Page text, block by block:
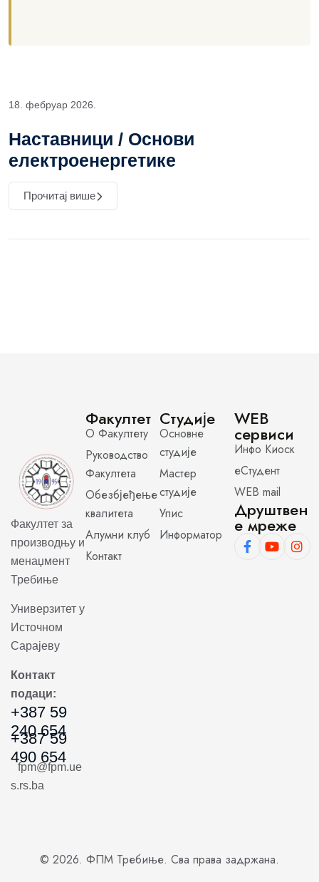
18. фебруар 2026.
Наставници / Основи
електроенергетике
Прочитај више
Факултет за
производњу и
менаџмент
Требиње
Универзитет у
Источном
Сарајеву
Контакт
подаци:
+387 59
240 654
+387 59
490 654
fpm@fpm.ue
s.rs.ba
Факултет
О Факултету
Руководство
Факултета
Обезбјеђење
квалитета
Алумни клуб
Контакт
Студије
Основне
студије
Мастер
студије
Упис
Информатор
WEB
сервиси
Инфо Киоск
еСтудент
WEB mail
Друштвен
е мреже
© 2026. ФПМ Требиње. Сва права задржана.